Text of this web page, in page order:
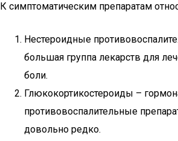
К симптоматическим препаратам
Нестероидные
большая группа лекарств для
боли.
Глюкокортикостероиды –
противовоспалительные
довольно редко.